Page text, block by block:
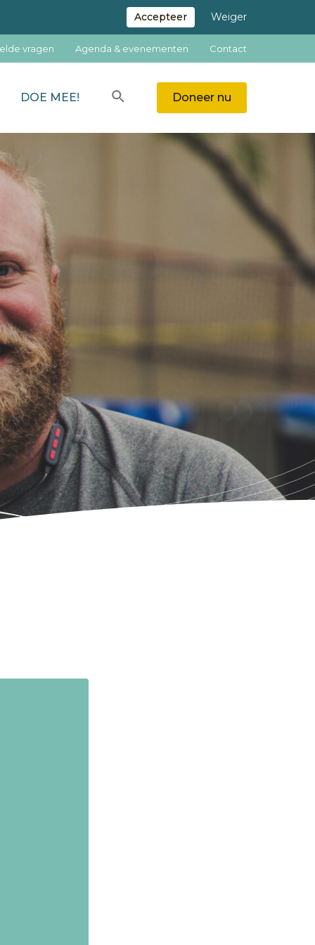
Accepteer Weiger
DOE MEE! ZOEKEN Doneer nu
vragen Agenda & evenementen Contact
Zoeken